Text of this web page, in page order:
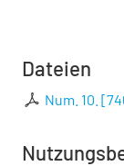
Dateien
Num. 10. [